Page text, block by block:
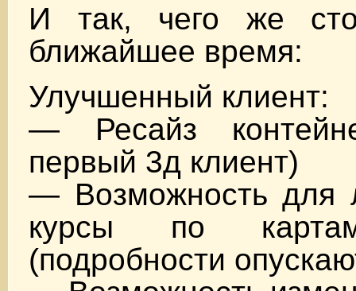
И так, чего же
ближайшее время:
Улучшенный клиент:
— Ресайз
первый 3д клиент)
— Возможность для
курсы по
(подробности